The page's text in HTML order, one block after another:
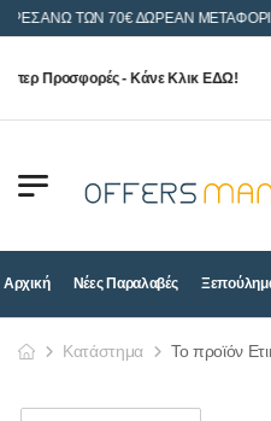
ΑΝΩ ΤΩΝ 70€ ΔΩΡΕΑΝ
Προσφορές - Κάνε Κλικ ΕΔΩ!
Αρχική Νέες Παραλαβές
Κατάστημα Το προϊόν